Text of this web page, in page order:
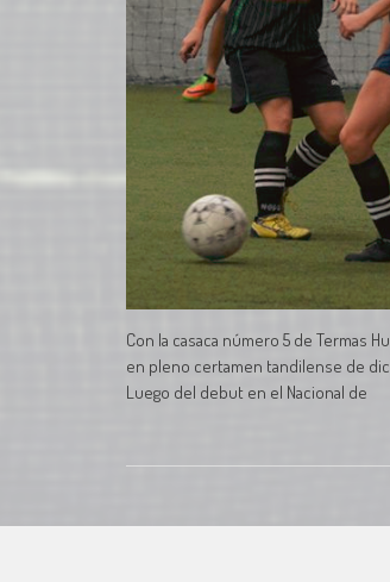
Con la casaca número 5 de Termas
en pleno certamen tandilense de
Luego del debut en el Nacional de